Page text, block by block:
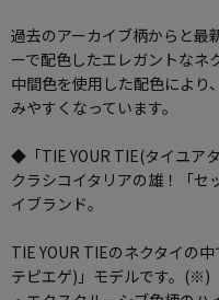
過去のアーカイブ柄からと最
ーで配色したエレガントなネ
中間色を使用した配色により
みやすくなっています。
◆「TIE YOUR TIE(タイユア
クラシコイタリアの雄！「セ
イブランド。
TIE YOUR TIEのネクタイの
テピエゲ)」モデルです。(※)